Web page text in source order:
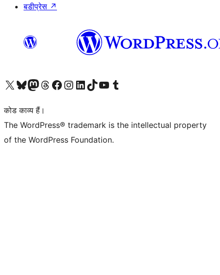
बडीप्रेस ↗
Visit our X (formerly Twitter) account
हमारे बलुस्की खाते पर जाएँVisit our Mastodon account
हमारे थ्रेड्स अकाउंट पर जाएंहमारे फेसबुक पेज पर जाएँहमारे इंस्टाग्राम अकाउंट पर जाएंहमारे लिंक्डइन खाते पर जाएँहमारे टिकटॉक खाते पर जाएँहमारे यूट्यूब चैनल पर जाएंहमारे Tumblr खाते पर जाएँ
कोड काव्य हैं।
The WordPress® trademark is the intellectual property
of the WordPress Foundation.